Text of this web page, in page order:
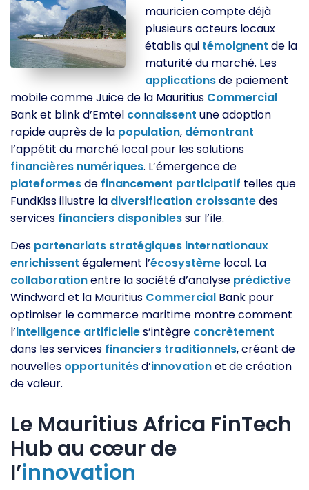
mauricien compte déjà
plusieurs acteurs locaux
établis qui témoignent de la
maturité du marché. Les
applicationsde paiement
mobile comme Juice de la Mauritius Commercial
Bank et blink d’Emtel connaissent une adoption
rapide auprès de la population, démontrant
l’appétit du marché local pour les solutions
financières numériques. L’émergence de
plateformesde financement participatif telles que
FundKiss illustre la diversification croissantedes
services financiers disponiblessur l’île.
Des partenariats stratégiques internationaux
enrichissent également l’écosystème local. La
collaborationentre la société d’analyse prédictive
Windward et la Mauritius Commercial Bank pour
optimiser le commerce maritime montre comment
l’intelligence artificielles’intègre concrètement
dans les services financiers traditionnels, créant de
nouvelles opportunitésd’innovationet de création
de valeur.
Le Mauritius Africa FinTech
Hub au cœur de
l’innovation